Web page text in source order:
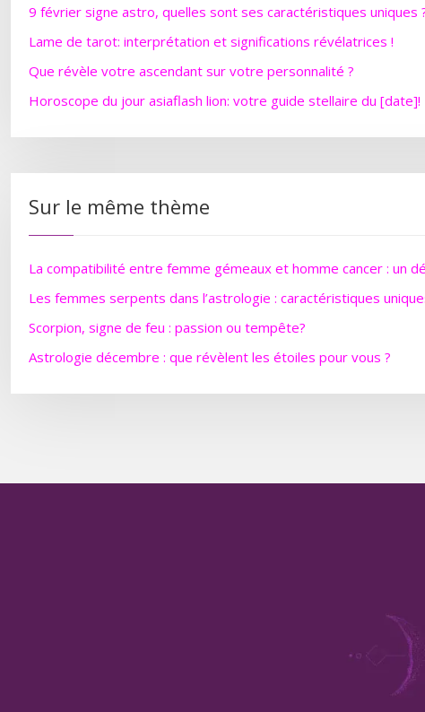
9 février signe astro, quelles sont ses caractéristiques uniques
Lame de tarot: interprétation et significations révélatrices !
Que révèle votre ascendant sur votre personnalité ?
Horoscope du jour asiaflash lion: votre guide stellaire du [date]!
Sur le même thème
La compatibilité entre femme gémeaux et homme cancer : un
Les femmes serpents dans l’astrologie : caractéristiques
Scorpion, signe de feu : passion ou tempête?
Astrologie décembre : que révèlent les étoiles pour vous ?